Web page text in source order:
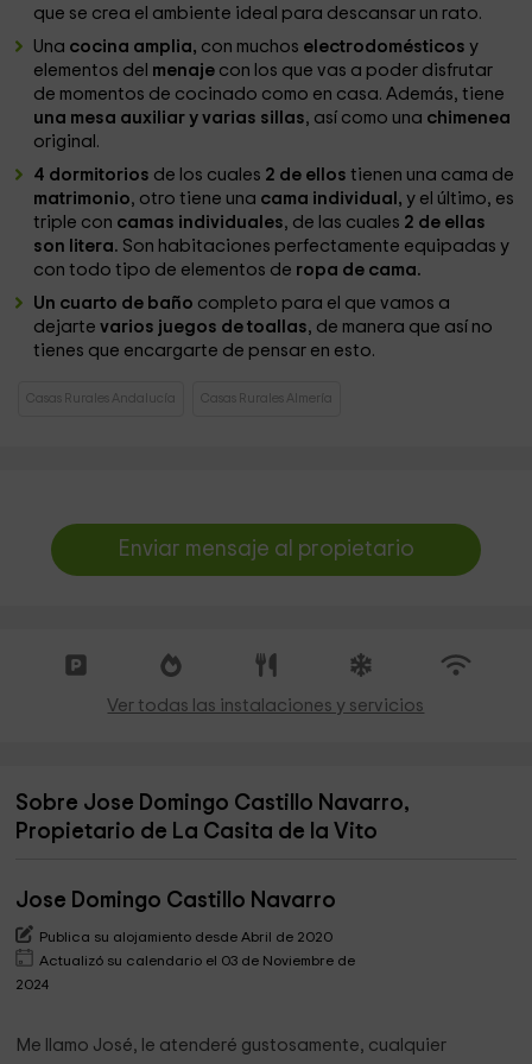
que se crea el ambiente ideal para descansar un rato.
Una cocina amplia, con muchos electrodomésticosy
elementos del menaje con los que vas a poder disfrutar
de momentos de cocinado como en casa. Además, tiene
una mesa auxiliar y varias sillas, así como una chimenea
original.
4 dormitorios de los cuales 2 de ellos tienen una cama de
matrimonio, otro tiene una cama individual, y el último, es
triple con camas individuales, de las cuales 2 de ellas
son litera. Son habitaciones perfectamente equipadas y
con todo tipo de elementos de ropa de cama.
Un cuarto de baño completo para el que vamos a
dejarte varios juegos de toallas, de manera que así no
tienes que encargarte de pensar en esto.
Casas Rurales Andalucía Casas Rurales Almería
Enviar mensaje al propietario
Ver todas las instalaciones y servicios
Sobre Jose Domingo Castillo Navarro,
Propietario de La Casita de la Vito
Jose Domingo Castillo Navarro
Publica su alojamiento desde Abril de 2020
Actualizó su calendario el 03 de Noviembre de
2024
Me llamo José, le atenderé gustosamente, cualquier